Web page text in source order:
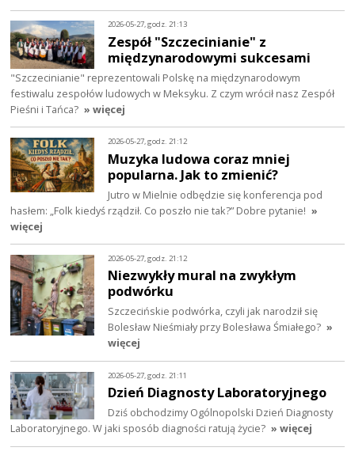
2026-05-27, godz. 21:13
Zespół "Szczecinianie" z
międzynarodowymi sukcesami
"Szczecinianie" reprezentowali Polskę na międzynarodowym
festiwalu zespołów ludowych w Meksyku. Z czym wrócił nasz Zespół
Pieśni i Tańca? » więcej
2026-05-27, godz. 21:12
Muzyka ludowa coraz mniej
popularna. Jak to zmienić?
Jutro w Mielnie odbędzie się konferencja pod
hasłem: „Folk kiedyś rządził. Co poszło nie tak?” Dobre pytanie! »
więcej
2026-05-27, godz. 21:12
Niezwykły mural na zwykłym
podwórku
Szczecińskie podwórka, czyli jak narodził się
Bolesław Nieśmiały przy Bolesława Śmiałego? »
więcej
2026-05-27, godz. 21:11
Dzień Diagnosty Laboratoryjnego
Dziś obchodzimy Ogólnopolski Dzień Diagnosty
Laboratoryjnego. W jaki sposób diagności ratują życie? » więcej